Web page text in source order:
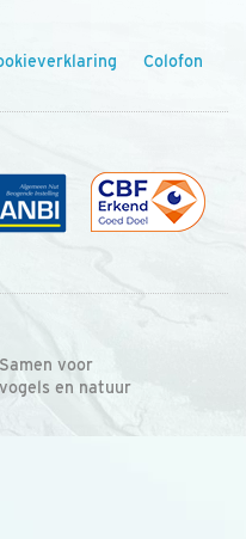
Colofon
Samen voor
vogels en natuur